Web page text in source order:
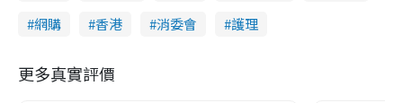
網購
香港 消委會 護理
更多真實評價